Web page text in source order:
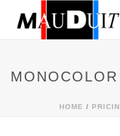
HOME /